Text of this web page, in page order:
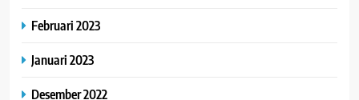
Februari 2023
Januari 2023
Desember 2022